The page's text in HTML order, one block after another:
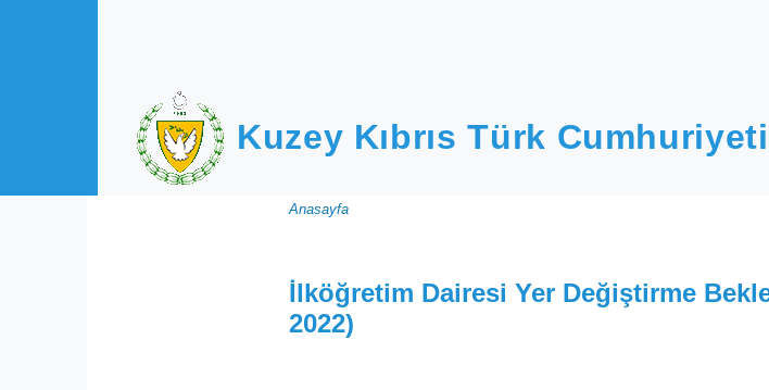
Kuzey Kıbrıs Türk
Sayfa
yolu
Anasayfa
İlköğretim Dairesi Yer Değiştirme
2022)